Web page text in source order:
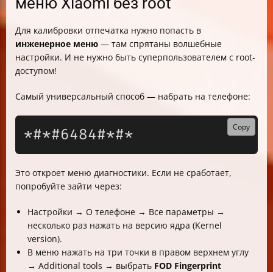
Для калибровки отпечатка нужно попасть в
инженерное меню — там спрятаны волшебные
настройки. И не нужно быть суперпользователем с root-
доступом!
Самый универсальный способ — набрать на телефоне:
Copy
Это откроет меню диагностики. Если не сработает,
попробуйте зайти через:
Настройки → О телефоне → Все параметры →
несколько раз нажать на версию ядра (Kernel
version).
В меню нажать на три точки в правом верхнем углу
→ Additional tools → выбрать FOD Fingerprint